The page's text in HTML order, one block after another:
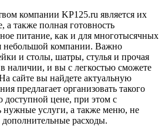
компании KP125.ru является их
а также полная готовность
питание, как и для многотысячных
небольшой компании. Важно
и столы, шатры, стулья и прочая
в наличии, и вы с легкостью сможете
сайте вы найдете актуальную
предлагает организовать такого
цене, при этом с
нужные услуги, а также меню, не
расходы.